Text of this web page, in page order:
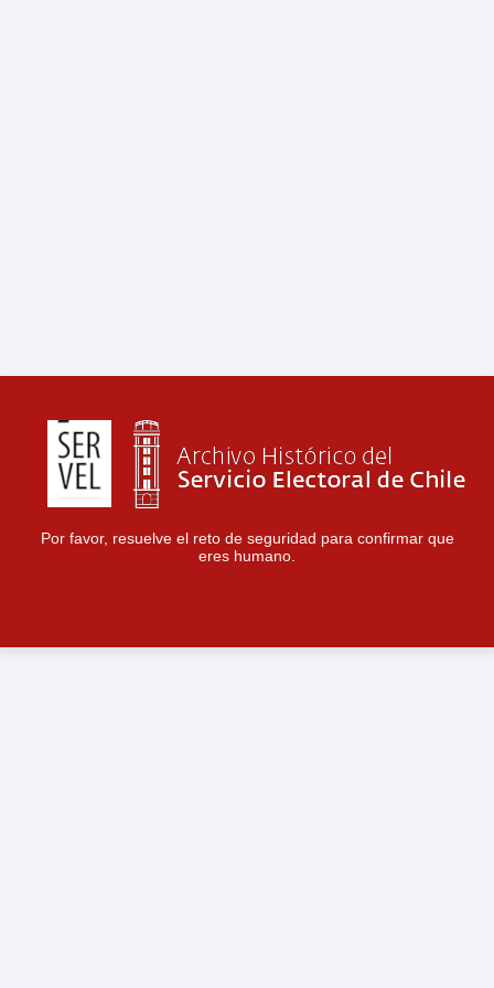
Por favor, resuelve el reto de seguridad para confirmar que
eres humano.